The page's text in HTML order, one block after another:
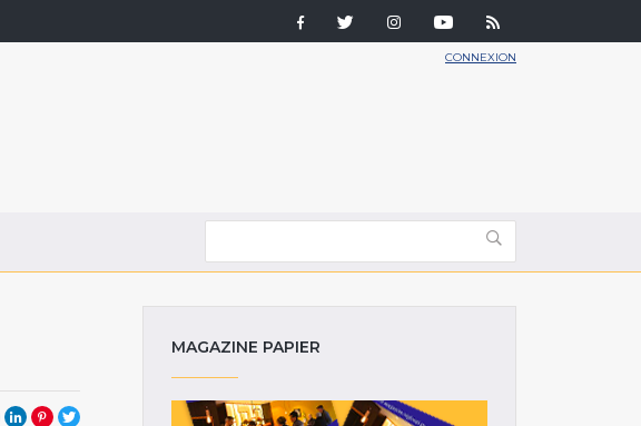
CONNEXION
MAGAZINE PAPIER